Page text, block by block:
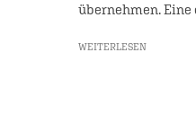
übernehmen. Eine
WEITERLESEN